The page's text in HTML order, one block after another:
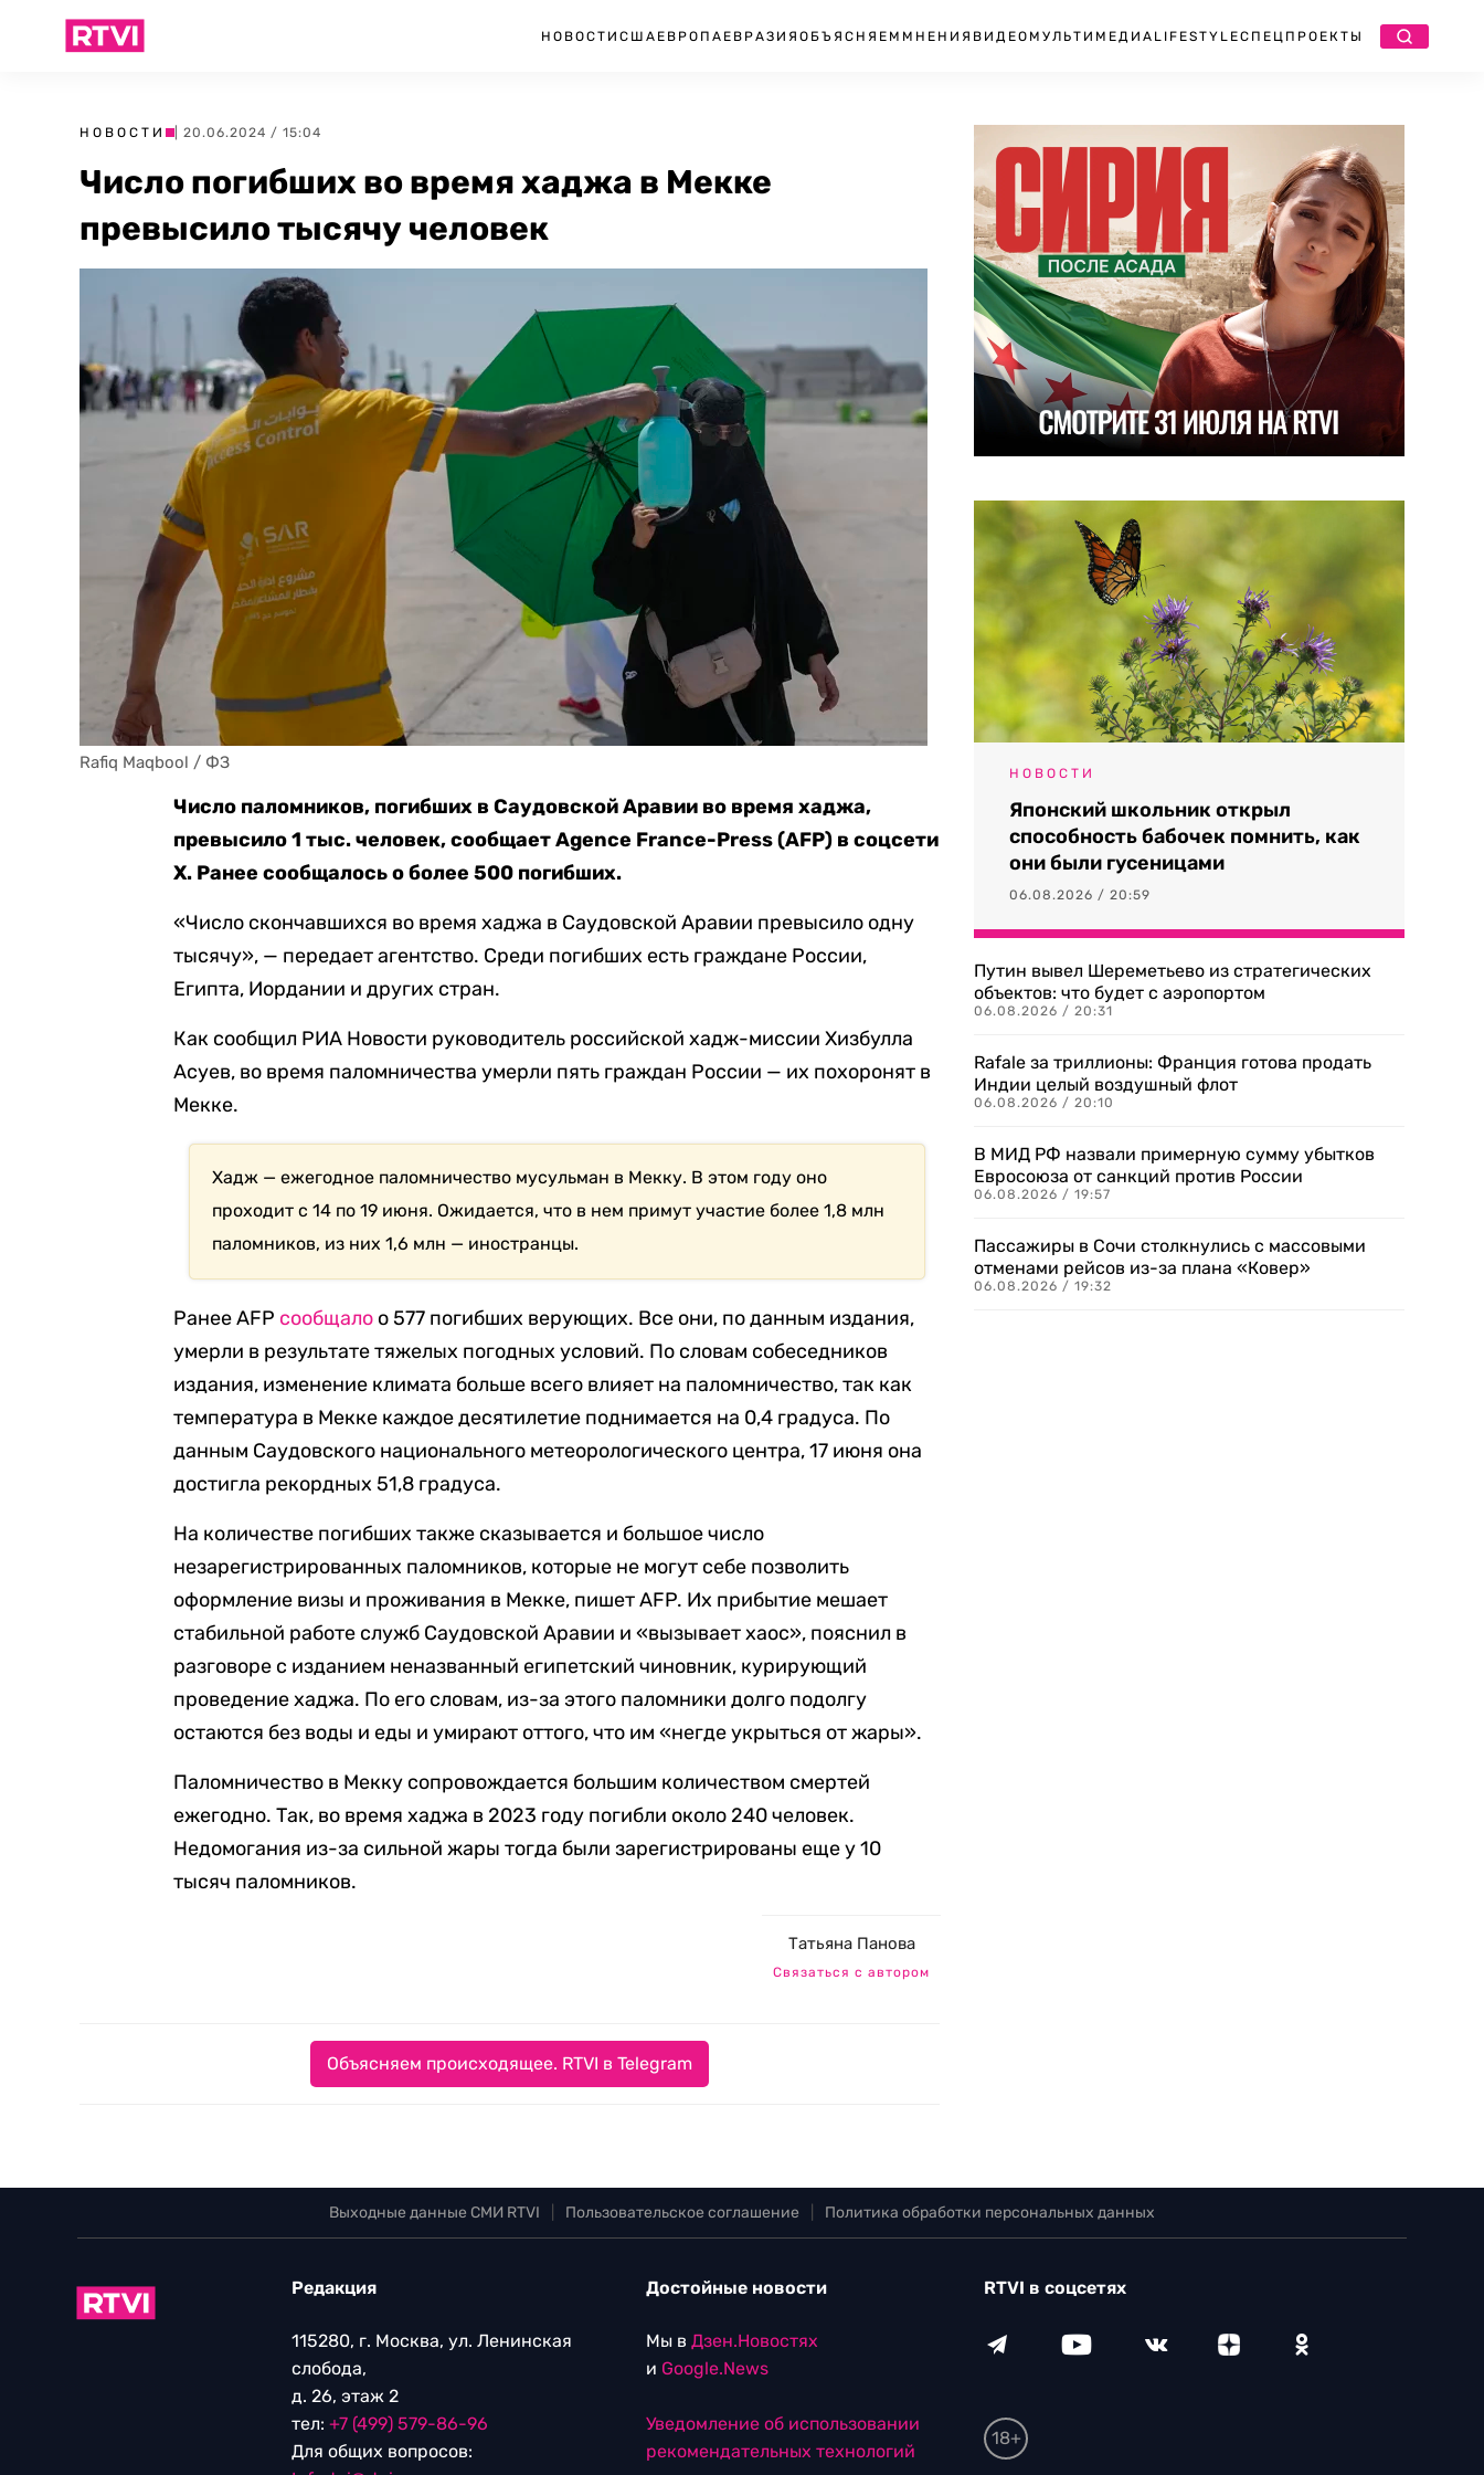
НОВОСТИ США ЕВРОПА ЕВРАЗИЯ ОБЪЯСНЯЕМ МНЕНИЯ ВИДЕО МУЛЬТИМЕДИА LIFESTYLEСПЕЦПРОЕКТЫ
НОВОСТИ | 20.06.2024 / 15:04
Число погибших во время хаджа в Мекке
превысило тысячу человек
Rafiq Maqbool / ФЗ
Число паломников, погибших в Саудовской Аравии во время хаджа,
превысило 1 тыс. человек, сообщает Agence France-Press (AFP) в соцсети
X. Ранее сообщалось о более 500 погибших.
«Число скончавшихся во время хаджа в Саудовской Аравии превысило одну
тысячу», — передает агентство. Среди погибших есть граждане России,
Египта, Иордании и других стран.
Как сообщил РИА Новости руководитель российской хадж-миссии Хизбулла
Асуев, во время паломничества умерли пять граждан России — их похоронят в
Мекке.
Хадж — ежегодное паломничество мусульман в Мекку. В этом году оно
проходит с 14 по 19 июня. Ожидается, что в нем примут участие более 1,8 млн
паломников, из них 1,6 млн — иностранцы.
Ранее AFP сообщало о 577 погибших верующих. Все они, по данным издания,
умерли в результате тяжелых погодных условий. По словам собеседников
издания, изменение климата больше всего влияет на паломничество, так как
температура в Мекке каждое десятилетие поднимается на 0,4 градуса. По
данным Саудовского национального метеорологического центра, 17 июня она
достигла рекордных 51,8 градуса.
На количестве погибших также сказывается и большое число
незарегистрированных паломников, которые не могут себе позволить
оформление визы и проживания в Мекке, пишет AFP. Их прибытие мешает
стабильной работе служб Саудовской Аравии и «вызывает хаос», пояснил в
разговоре с изданием неназванный египетский чиновник, курирующий
проведение хаджа. По его словам, из-за этого паломники долго подолгу
остаются без воды и еды и умирают оттого, что им «негде укрыться от жары».
Паломничество в Мекку сопровождается большим количеством смертей
ежегодно. Так, во время хаджа в 2023 году погибли около 240 человек.
Недомогания из-за сильной жары тогда были зарегистрированы еще у 10
тысяч паломников.
Татьяна Панова
Связаться с автором
Объясняем происходящее. RTVI в Telegram
НОВОСТИ
Японский школьник открыл
способность бабочек помнить, как
они были гусеницами
06.08.2026 / 20:59
Путин вывел Шереметьево из стратегических
объектов: что будет с аэропортом
06.08.2026 / 20:31
Rafale за триллионы: Франция готова продать
Индии целый воздушный флот
06.08.2026 / 20:10
В МИД РФ назвали примерную сумму убытков
Евросоюза от санкций против России
06.08.2026 / 19:57
Пассажиры в Сочи столкнулись с массовыми
отменами рейсов из-за плана «Ковер»
06.08.2026 / 19:32
Выходные данные СМИ RTVI Пользовательское соглашение Политика обработки персональных данных
Редакция
115280, г. Москва, ул. Ленинская
слобода,
д. 26, этаж 2
тел: +7 (499) 579-86-96
Для общих вопросов:
Достойные новости
Мы в Дзен.Новостях
и Google.News
Уведомление об использовании
рекомендательных технологий
RTVI в соцсетях
18+